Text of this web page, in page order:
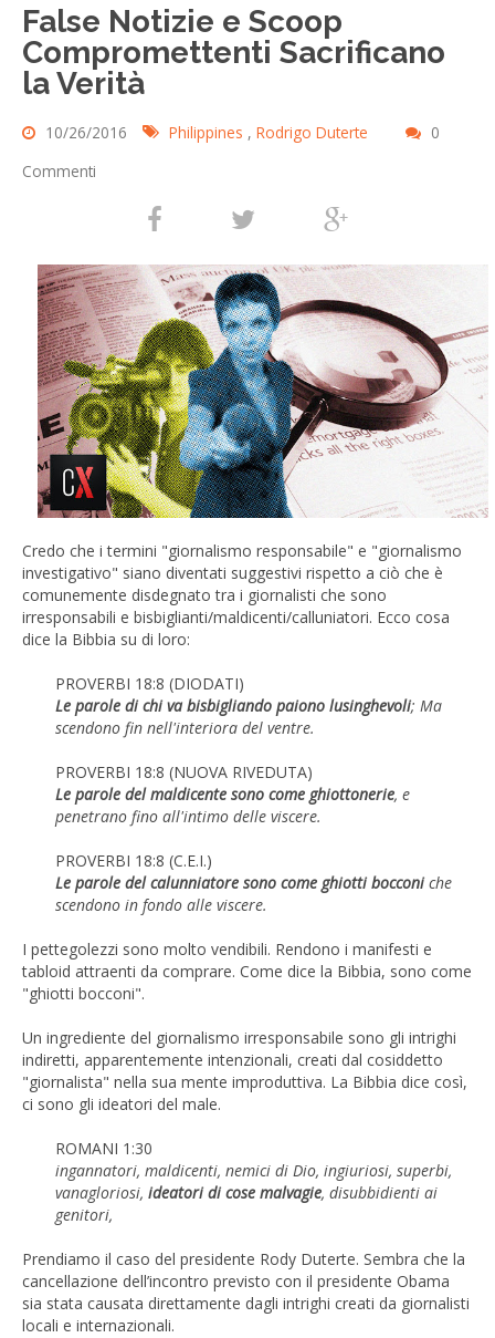
False Notizie e Scoop
Compromettenti Sacrificano
la Verità
10/26/2016 Philippines , Rodrigo Duterte
0
Commenti
Credo che i termini "giornalismo responsabile" e "giornalismo
investigativo" siano diventati suggestivi rispetto a ciò che è
comunemente disdegnato tra i giornalisti che sono
irresponsabili e bisbiglianti/maldicenti/calluniatori. Ecco cosa
dice la Bibbia su di loro:
PROVERBI 18:8 (DIODATI)
Le parole di chi va bisbigliando paiono lusinghevoli; Ma
scendono fin nell'interiora del ventre.
PROVERBI 18:8 (NUOVA RIVEDUTA)
Le parole del maldicente sono come ghiottonerie, e
penetrano fino all'intimo delle viscere.
PROVERBI 18:8 (C.E.I.)
Le parole del calunniatore sono come ghiotti bocconiche
scendono in fondo alle viscere.
I pettegolezzi sono molto vendibili. Rendono i manifesti e
tabloid attraenti da comprare. Come dice la Bibbia, sono come
"ghiotti bocconi".
Un ingrediente del giornalismo irresponsabile sono gli intrighi
indiretti, apparentemente intenzionali, creati dal cosiddetto
"giornalista" nella sua mente improduttiva. La Bibbia dice così,
ci sono gli ideatori del male.
ROMANI 1:30
ingannatori, maldicenti, nemici di Dio, ingiuriosi, superbi,
vanagloriosi, ideatori di cose malvagie, disubbidienti ai
genitori,
Prendiamo il caso del presidente Rody Duterte. Sembra che la
cancellazione dell’incontro previsto con il presidente Obama
sia stata causata direttamente dagli intrighi creati da giornalisti
locali e internazionali.